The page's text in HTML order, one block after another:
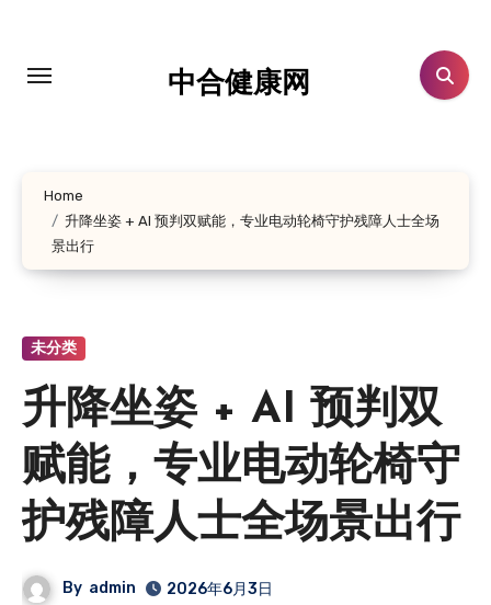
中合健康网
Home
升降坐姿 + AI 预判双赋能，专业电动轮椅守护残障人士全场
景出行
未分类
升降坐姿 + AI 预判双
赋能，专业电动轮椅守
护残障人士全场景出行
By admin 2026年6月3日